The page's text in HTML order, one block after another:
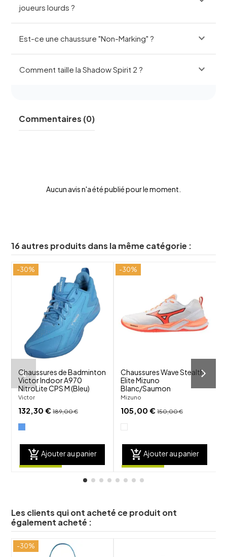
joueurs lourds ?
Est-ce une chaussure "Non-Marking" ? expand_more
Comment taille la Shadow Spirit 2 ? expand_more
Commentaires (0)
Aucun avis n'a été publié pour le moment.
16 autres produits dans la même catégorie :
-30%
favorite_border
Chaussures de Badminton
Victor Indoor A970
NitroLite CPS M (Bleu)
Victor
132,30 € 189,00 €
add_shopping_cart Ajouter au panier
-30%
favorite_border
visibility
Chaussures Wave Stealth
Elite Mizuno
Blanc/Saumon
Mizuno
105,00 €150,00 €
add_shopping_cart Ajouter au panier
Les clients qui ont acheté ce produit ont
également acheté :
-30%